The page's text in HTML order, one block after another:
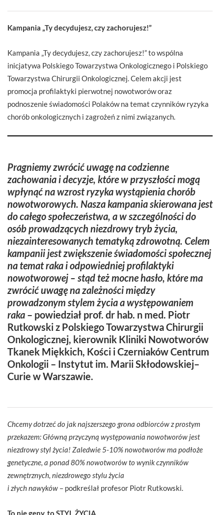
Kampania „Ty decydujesz, czy zachorujesz!”
Kampania „Ty decydujesz, czy zachorujesz!” to wspólna
inicjatywa Polskiego Towarzystwa Onkologicznego i Polskiego
Towarzystwa Chirurgii Onkologicznej. Celem akcji jest
promocja profilaktyki pierwotnej nowotworów oraz
podnoszenie świadomości Polaków na temat czynników ryzyka
chorób onkologicznych i zagrożeń z nimi związanych.
Pragniemy zwrócić uwagę na codzienne
zachowania i decyzje, które w przyszłości mogą
wpłynąć na wzrost ryzyka wystąpienia chorób
nowotworowych. Nasza kampania skierowana jest
do całego społeczeństwa, a w szczególności do
osób prowadzących niezdrowy tryb życia,
niezainteresowanych tematyką zdrowotną. Celem
kampanii jest zwiększenie świadomości społecznej
na temat raka i odpowiedniej profilaktyki
nowotworowej – stąd też mocne hasło, które ma
zwrócić uwagę na zależności między
prowadzonym stylem życia a występowaniem
raka – powiedział prof. dr hab. n med. Piotr
Rutkowski z Polskiego Towarzystwa Chirurgii
Onkologicznej, kierownik Kliniki Nowotworów
Tkanek Miękkich, Kości i Czerniaków Centrum
Onkologii – Instytut im. Marii Skłodowskiej–
Curie w Warszawie.
Chcemy dotrzeć do jak najszerszego grona odbiorców z prostym
przekazem: Główną przyczyną występowania nowotworów jest
niezdrowy styl życia! Zaledwie 5-10% nowotworów ma podłoże
genetyczne, a ponad 80% nowotworów to wynik czynników
zewnętrznych, niezdrowego stylu życia
i złych nawyków – podkreślał profesor Piotr Rutkowski.
To nie geny, to STYL ŻYCIA